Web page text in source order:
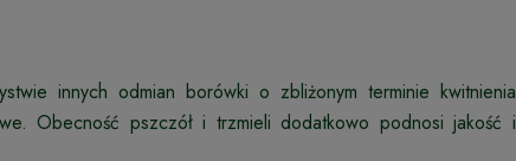
innych odmian borówki o zbliżonym terminie kwitnienia
Obecność pszczół i trzmieli dodatkowo podnosi jakość i